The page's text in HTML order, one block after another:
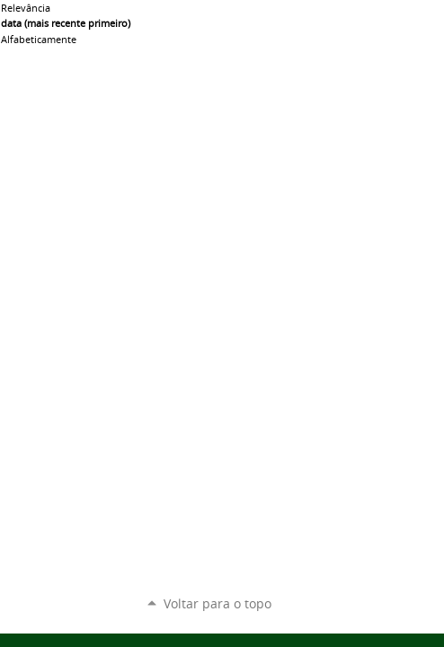
Relevância
data (mais recente primeiro)
Alfabeticamente
Voltar para o topo